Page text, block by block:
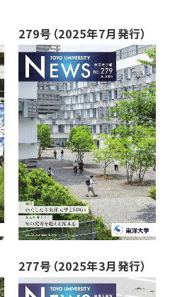
279号（2025年7月発行）
277号（2025年3月発行）